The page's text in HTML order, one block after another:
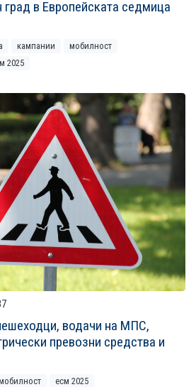
в Европейската седмица
кампании
мобилност
2025
водачи на МПС,
превозни средства и
есм 2025